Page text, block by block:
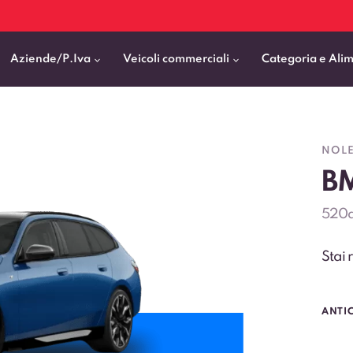
Aziende/P.Iva Veicoli commerciali
Allestiti
Persone
zero
TUTTI
Categoria e
Station Wagon
Audi
Mercedes-Benz
VEDI TUTTI
Fiat Professional
Mercedes Benz Vans
Renault Professional
Stai